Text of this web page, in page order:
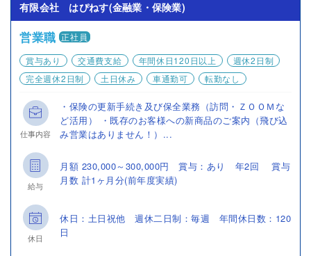
有限会社 はぴねす(金融業・保険業)
営業職 正社員
賞与あり
交通費支給 年間休日120日以上
週休2日制
完全週休2日制
土日休み 車通勤可 転勤なし
仕事内容
・保険の更新手続き及び保全業務（訪問・ＺＯＯＭな
ど活用） ・既存のお客様への新商品のご案内（飛び込
み営業はありません！）...
給与
月額 230,000～300,000円 賞与：あり 年2回 賞与
月数 計1ヶ月分(前年度実績)
休日
休日：土日祝他 週休二日制：毎週 年間休日数：120
日